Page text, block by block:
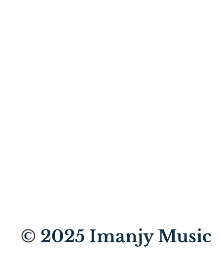
© 2025 Imanjy Music